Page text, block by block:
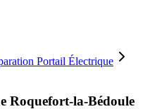
Portail Électrique
Roquefort-la-Bédoule